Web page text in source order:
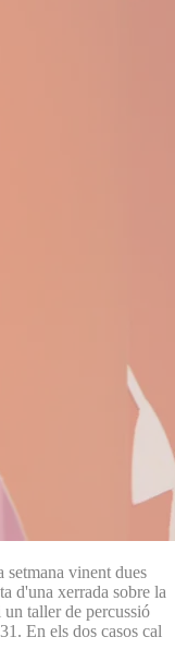
vinent dues
d'una xerrada sobre la
taller de percussió
En els dos casos cal